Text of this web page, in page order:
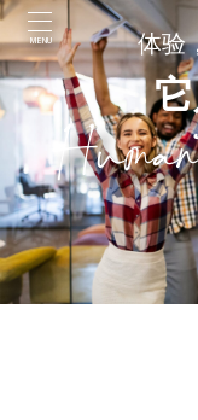
Skip
to
content
MENU
成
和
体验